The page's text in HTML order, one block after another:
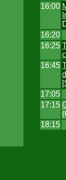
16:00
16:20
16:25
16:45
[
17:05
17:15
18:15